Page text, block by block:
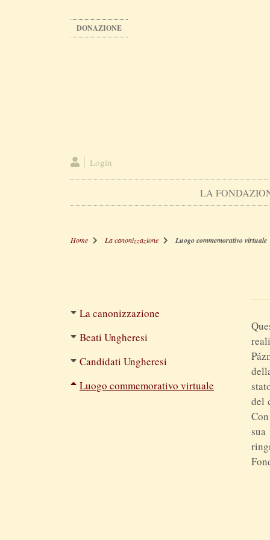
DONAZIONE
Login
LA
Home La canonizzazione Luogo commemorativo virtuale
Filtered
navigation
La canonizzazione
Beati Ungheresi
Candidati Ungheresi
Luogo commemorativo virtuale
del